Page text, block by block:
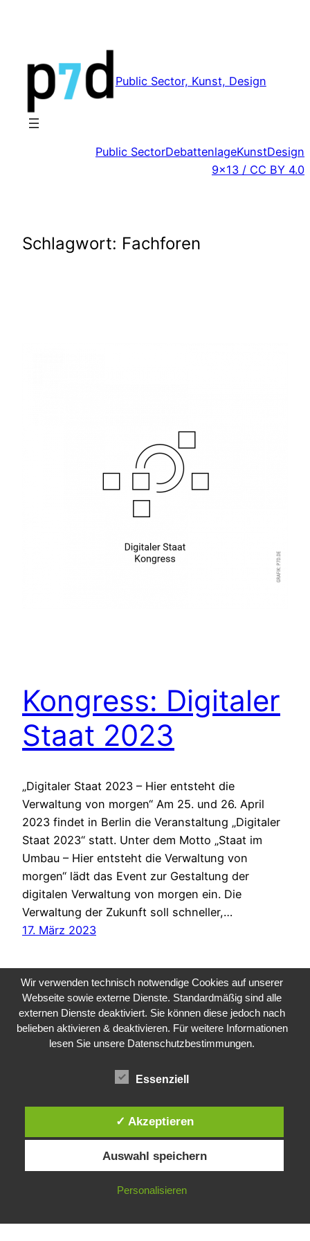
Public Sector, Kunst, Design
Public SectorDebattenlageKunstDesign
9×13 / CC BY 4.0
Schlagwort: Fachforen
Kongress: Digitaler
Staat 2023
„Digitaler Staat 2023 – Hier entsteht die
Verwaltung von morgen“ Am 25. und 26. April
2023 findet in Berlin die Veranstaltung „Digitaler
Staat 2023“ statt. Unter dem Motto „Staat im
Umbau – Hier entsteht die Verwaltung von
morgen“ lädt das Event zur Gestaltung der
digitalen Verwaltung von morgen ein. Die
Verwaltung der Zukunft soll schneller,…
17. März 2023
Wir verwenden technisch notwendige Cookies auf unserer
Webseite sowie externe Dienste. Standardmäßig sind alle
externen Dienste deaktiviert. Sie können diese jedoch nach
belieben aktivieren & deaktivieren. Für weitere Informationen
lesen Sie unsere Datenschutzbestimmungen.
Essenziell
✓ Akzeptieren
Auswahl speichern
Personalisieren